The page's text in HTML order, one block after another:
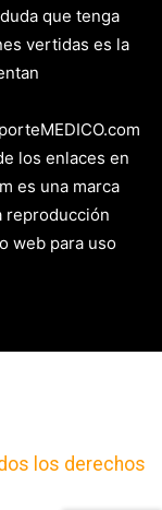
que tenga
vertidas es la
los enlaces en
es una marca
reproducción
web para uso
los derechos